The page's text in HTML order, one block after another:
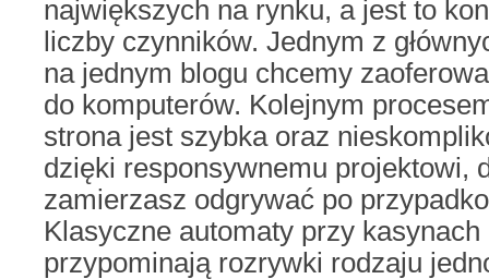
największych na rynku, a jest to
liczby czynników. Jednym z
na jednym blogu chcemy
do komputerów. Kolejnym
strona jest szybka oraz
dzięki responsywnemu projektowi,
zamierzasz odgrywać po
Klasyczne automaty przy
przypominają rozrywki rodzaju